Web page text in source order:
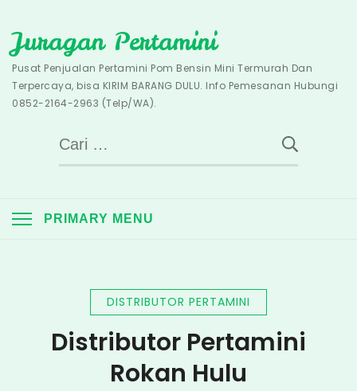
to
content
Juragan Pertamini
Pusat Penjualan Pertamini Pom Bensin Mini Termurah Dan
Terpercaya, bisa KIRIM BARANG DULU. Info Pemesanan Hubungi
0852-2164-2963 (Telp/WA).
Cari
untuk:
PRIMARY MENU
DISTRIBUTOR PERTAMINI
Distributor Pertamini
Rokan Hulu